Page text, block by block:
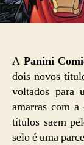
A Panini
dois novos
voltados para
amarras com a
títulos saem
selo é uma